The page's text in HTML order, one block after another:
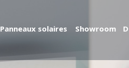
Panneaux solaires Showroom